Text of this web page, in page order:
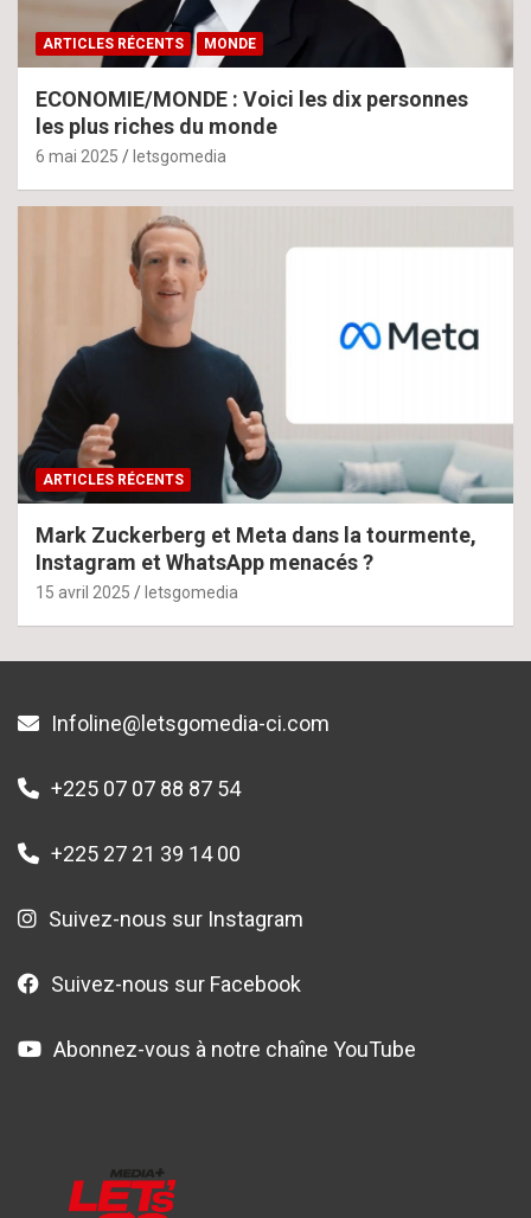
ARTICLES RÉCENTS MONDE
ECONOMIE/MONDE : Voici les dix personnes
les plus riches du monde
6 mai 2025 letsgomedia
ARTICLES RÉCENTS
Mark Zuckerberg et Meta dans la tourmente,
Instagram et WhatsApp menacés ?
15 avril 2025 letsgomedia
Infoline@letsgomedia-ci.com
+225 07 07 88 87 54
+225 27 21 39 14 00
Suivez-nous sur Instagram
Suivez-nous sur Facebook
Abonnez-vous à notre chaîne YouTube